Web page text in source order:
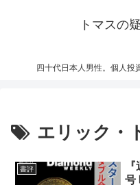
トマスの
四十代日本人男性。個人投
エリック・
書評
号